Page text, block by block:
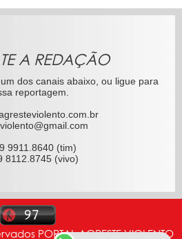
A REDAÇÃO
dos canais abaixo, ou ligue para
reportagem.
9911.8640 (tim)
8112.8745 (vivo)
PORTAL AGRESTE VIOLENTO